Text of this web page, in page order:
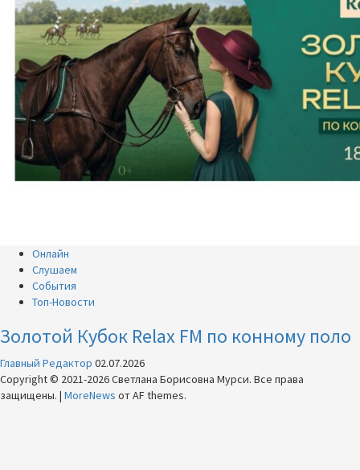
Онлайн
Слушаем
События
Топ-Новости
Золотой Кубок Relax FM по конному поло
Главный Редактор 02.07.2026
Copyright © 2021-2026 Светлана Борисовна Мурси. Все права
защищены. | MoreNews от AF themes.